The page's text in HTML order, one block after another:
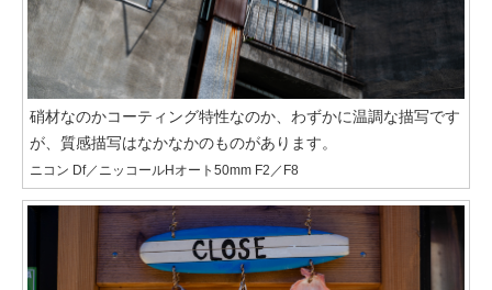
硝材なのかコーティング特性なのか、わずかに温調な描写です
が、質感描写はなかなかのものがあります。
ニコン Df／ニッコールHオート50mm F2／F8